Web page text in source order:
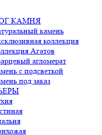
КАМНЯ
камень
коллекция
Агатов
агломерат
с подсветкой
под заказ